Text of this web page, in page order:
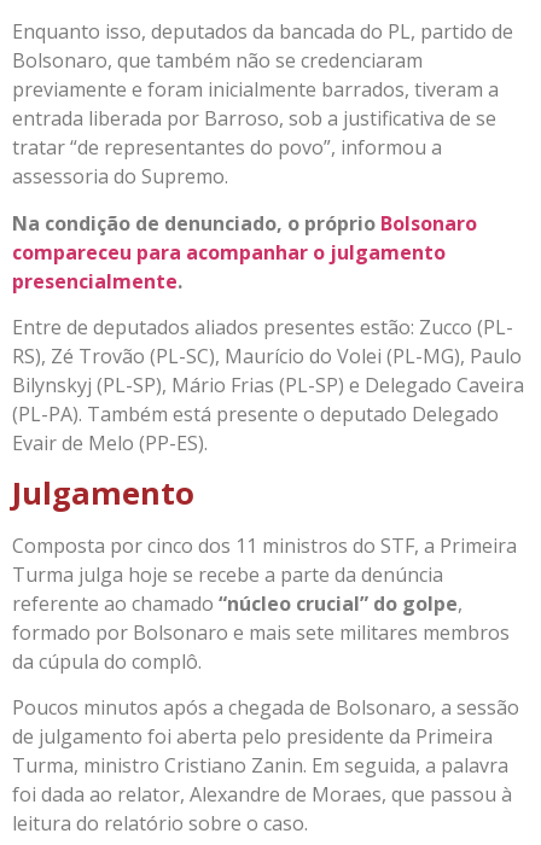
Enquanto isso, deputados da bancada do PL, partido de
Bolsonaro, que também não se credenciaram
previamente e foram inicialmente barrados, tiveram a
entrada liberada por Barroso, sob a justificativa de se
tratar “de representantes do povo”, informou a
assessoria do Supremo.
Na condição de denunciado, o próprio Bolsonaro
compareceu para acompanhar o julgamento
presencialmente.
Entre de deputados aliados presentes estão: Zucco (PL-
RS), Zé Trovão (PL-SC), Maurício do Volei (PL-MG), Paulo
Bilynskyj (PL-SP), Mário Frias (PL-SP) e Delegado Caveira
(PL-PA). Também está presente o deputado Delegado
Evair de Melo (PP-ES).
Julgamento
Composta por cinco dos 11 ministros do STF, a Primeira
Turma julga hoje se recebe a parte da denúncia
referente ao chamado “núcleo crucial” do golpe,
formado por Bolsonaro e mais sete militares membros
da cúpula do complô.
Poucos minutos após a chegada de Bolsonaro, a sessão
de julgamento foi aberta pelo presidente da Primeira
Turma, ministro Cristiano Zanin. Em seguida, a palavra
foi dada ao relator, Alexandre de Moraes, que passou à
leitura do relatório sobre o caso.